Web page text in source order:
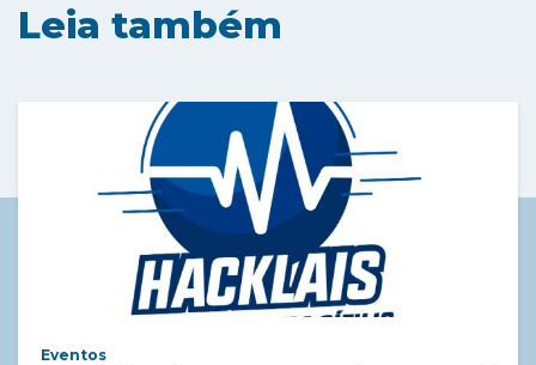
Leia também
Eventos